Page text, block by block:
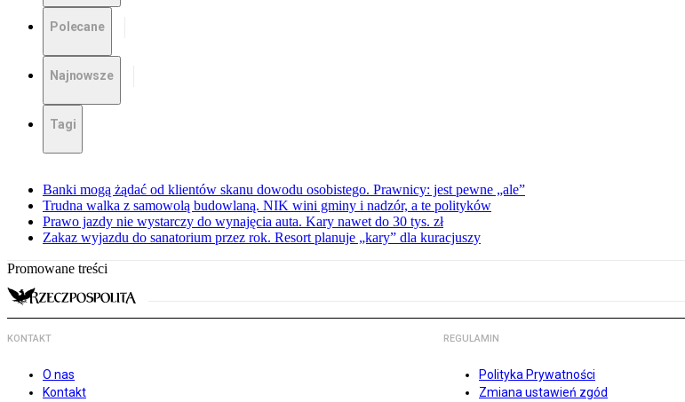
Polecane
Najnowsze
Tagi
Banki mogą żądać od klientów skanu dowodu osobistego. Prawnicy: jest pewne „ale”
Trudna walka z samowolą budowlaną. NIK wini gminy i nadzór, a te polityków
Prawo jazdy nie wystarczy do wynajęcia auta. Kary nawet do 30 tys. zł
Zakaz wyjazdu do sanatorium przez rok. Resort planuje „kary” dla kuracjuszy
Promowane treści
KONTAKT
O nas
Kontakt
REGULAMIN
Polityka Prywatności
Zmiana ustawień zgód